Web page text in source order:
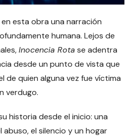
esta obra una narración
humana. Lejos de
Inocencia Rota se adentra
desde un punto de vista que
de quien alguna vez fue víctima
verdugo.
historia desde el inicio: una
el silencio y un hogar